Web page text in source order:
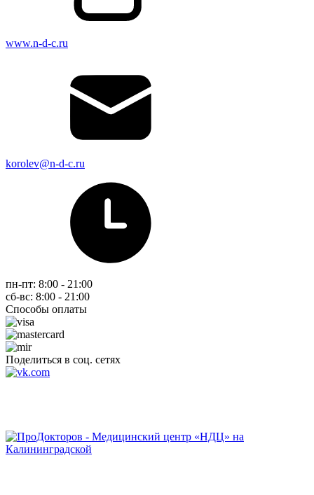
www.n-d-c.ru
korolev@n-d-c.ru
пн-пт: 8:00 - 21:00
сб-вс: 8:00 - 21:00
Способы оплаты
Поделиться в соц. сетях